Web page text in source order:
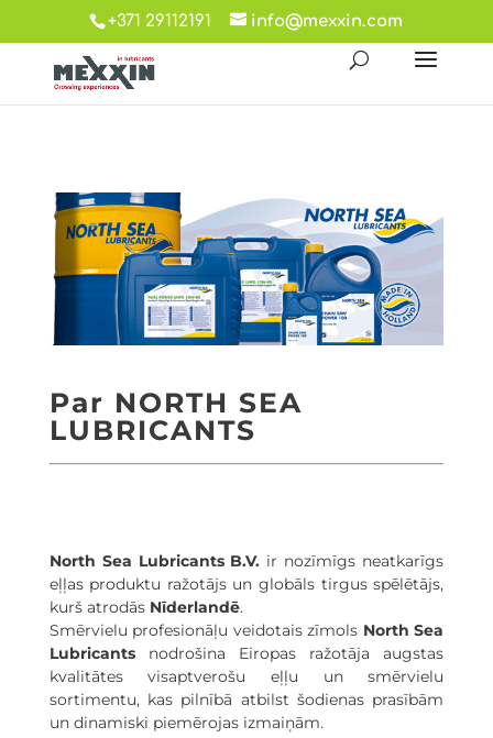
+371 29112191 info@mexxin.com
Par NORTH SEA
LUBRICANTS
North Sea Lubricants B.V. ir nozīmīgs neatkarīgs
eļļas produktu ražotājs un globāls tirgus spēlētājs,
kurš atrodās Nīderlandē.
Smērvielu profesionāļu veidotais zīmols North Sea
Lubricants nodrošina Eiropas ražotāja augstas
kvalitātes visaptverošu eļļu un smērvielu
sortimentu, kas pilnībā atbilst šodienas prasībām
un dinamiski piemērojas izmaiņām.